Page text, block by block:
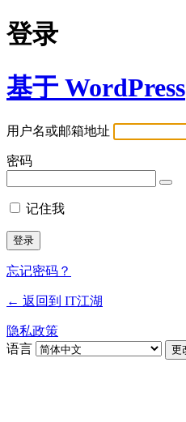
登录
基于 WordPress
用户名或邮箱地址
密码
记住我
忘记密码？
← 返回到 IT江湖
隐私政策
语言